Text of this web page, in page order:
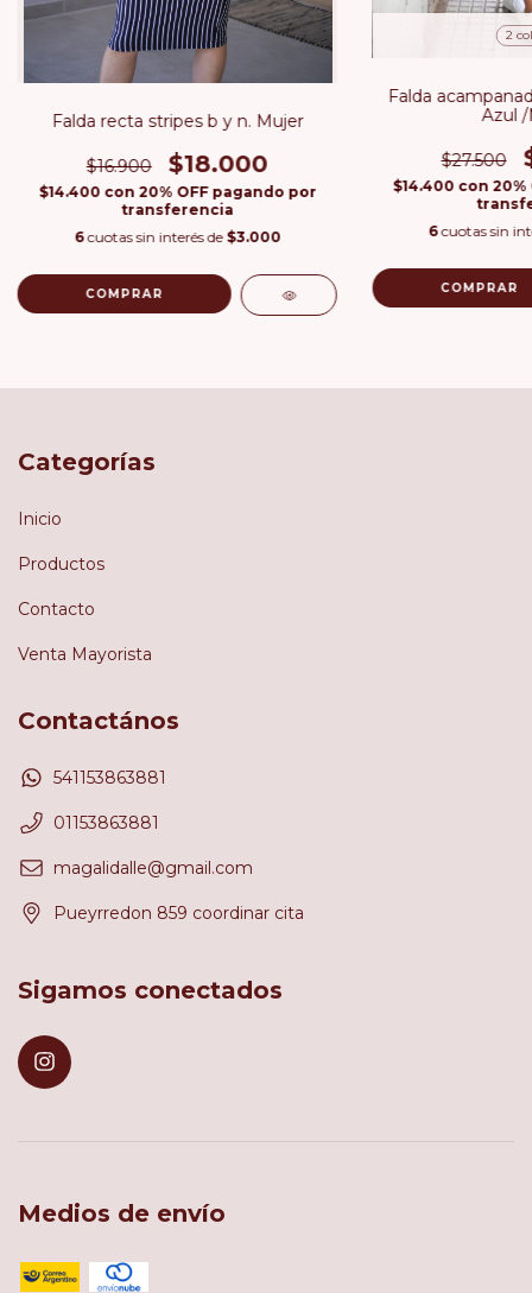
Falda recta stripes b y n. Mujer
$16.900 $18.000
$14.400 con 20% OFF pagando por
transferencia
6 cuotas sin interés de $3.000
COMPRAR
2
Falda
Azul
$27.500
$14.400 con 20%
6 cuotas sin
COMPRAR
Categorías
Inicio
Productos
Contacto
Venta Mayorista
Contactános
541153863881
01153863881
magalidalle@gmail.com
Pueyrredon 859 coordinar cita
Sigamos conectados
Medios de envío